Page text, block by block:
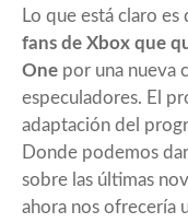
Lo que está claro
fans de Xbox que
One por una nueva
especuladores. El
adaptación del
Donde podemos
sobre las últimas
ahora nos ofrecería